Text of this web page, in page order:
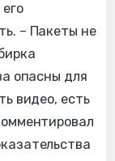
– Пакеты не
опасны для
видео, есть